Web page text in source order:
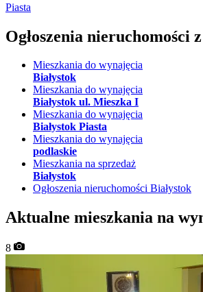
Piasta
Ogłoszenia nieruchomości
Mieszkania do wynajęcia
Białystok
Mieszkania do wynajęcia
Białystok ul. Mieszka I
Mieszkania do wynajęcia
Białystok Piasta
Mieszkania do wynajęcia
podlaskie
Mieszkania na sprzedaż
Białystok
Ogłoszenia nieruchomości Białystok
Aktualne mieszkania na
8